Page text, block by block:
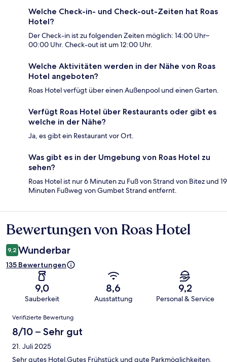
Welche Check-in- und Check-out-Zeiten hat Roas
Hotel?
Der Check-in ist zu folgenden Zeiten möglich: 14:00 Uhr–
00:00 Uhr. Check-out ist um 12:00 Uhr.
Welche Aktivitäten werden in der Nähe von Roas
Hotel angeboten?
Roas Hotel verfügt über einen Außenpool und einen Garten.
Verfügt Roas Hotel über Restaurants oder gibt es
welche in der Nähe?
Ja, es gibt ein Restaurant vor Ort.
Was gibt es in der Umgebung von Roas Hotel zu
sehen?
Roas Hotel ist nur 6 Minuten zu Fuß von Strand von Bitez und 19
Minuten Fußweg von Gumbet Strand entfernt.
Bewertungen
Bewertungen von Roas Hotel
9,2 Wunderbar
135 Bewertungen
9,0
Sauberkeit
8,6
Ausstattung
9,2
Personal & Service
Bewertungen
Verifizierte Bewertung
8/10 – Sehr gut
21. Juli 2025
Sehr gutes Hotel.Gutes Frühstück und gute Parkmöglichkeiten.